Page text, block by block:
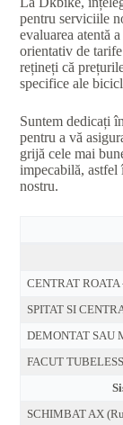
pentru serviciile
evaluarea atentă
orientativ de
rețineți că
specifice ale
Suntem dedicați
pentru a vă
grijă cele mai
impecabilă, astfel
nostru.
CENTRAT ROATA
SPITAT SI
DEMONTAT SAU
FACUT
SCHIMBAT AX